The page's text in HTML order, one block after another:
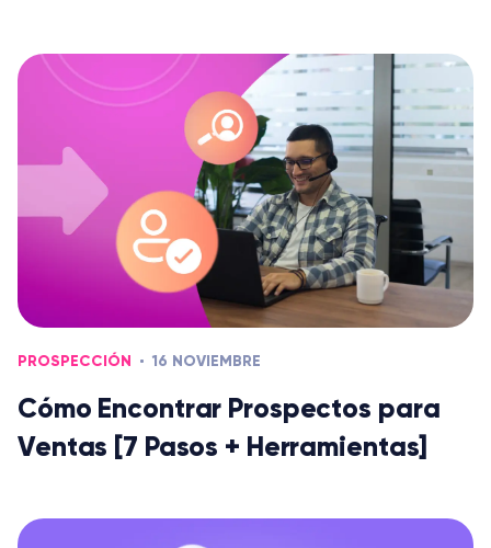
PROSPECCIÓN 16 NOVIEMBRE
Cómo Encontrar Prospectos para
Ventas [7 Pasos + Herramientas]